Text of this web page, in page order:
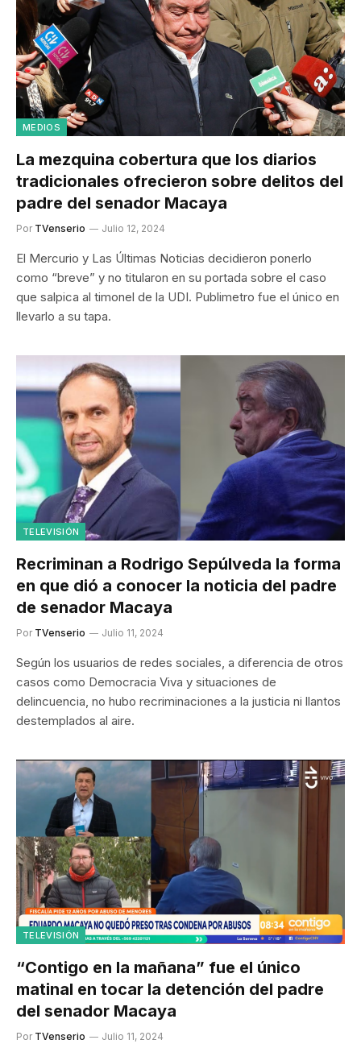
MEDIOS
La mezquina cobertura que los diarios
tradicionales ofrecieron sobre delitos del
padre del senador Macaya
Por TVenserio Julio 12, 2024
El Mercurio y Las Últimas Noticias decidieron ponerlo
como “breve” y no titularon en su portada sobre el caso
que salpica al timonel de la UDI. Publimetro fue el único en
llevarlo a su tapa.
TELEVISIÓN
Recriminan a Rodrigo Sepúlveda la forma
en que dió a conocer la noticia del padre
de senador Macaya
Por TVenserio Julio 11, 2024
Según los usuarios de redes sociales, a diferencia de otros
casos como Democracia Viva y situaciones de
delincuencia, no hubo recriminaciones a la justicia ni llantos
destemplados al aire.
TELEVISIÓN
“Contigo en la mañana” fue el único
matinal en tocar la detención del padre
del senador Macaya
Por TVenserio Julio 11, 2024